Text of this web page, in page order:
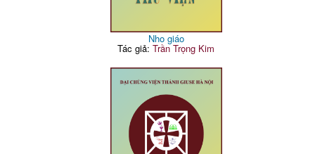
Nho giáo
Tác giả:Trần Trọng Kim